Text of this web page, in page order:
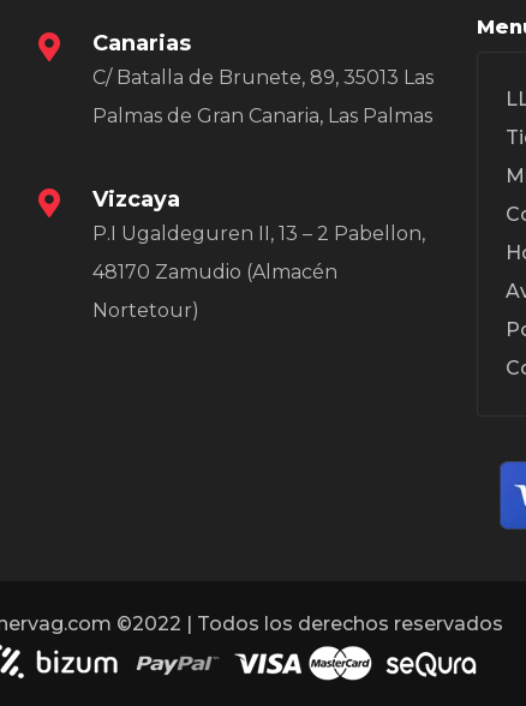
Canarias
C/ Batalla de Brunete, 89, 35013 Las
Palmas de Gran Canaria, Las Palmas
Vizcaya
P.I Ugaldeguren II, 13 – 2 Pabellon,
48170 Zamudio (Almacén
Nortetour)
©2022 | Todos los derechos reservados